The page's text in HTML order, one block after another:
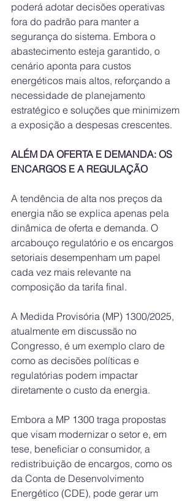
poderá adotar decisões operativas
fora do padrão para manter a
segurança do sistema. Embora o
abastecimento esteja garantido, o
cenário aponta para custos
energéticos mais altos, reforçando a
necessidade de planejamento
estratégico e soluções que minimizem
a exposição a despesas crescentes.
ALÉM DA OFERTA E DEMANDA: OS
ENCARGOS E A REGULAÇÃO
A tendência de alta nos preços da
energia não se explica apenas pela
dinâmica de oferta e demanda. O
arcabouço regulatório e os encargos
setoriais desempenham um papel
cada vez mais relevante na
composição da tarifa final.
A Medida Provisória (MP) 1300/2025,
atualmente em discussão no
Congresso, é um exemplo claro de
como as decisões políticas e
regulatórias podem impactar
diretamente o custo da energia.
Embora a MP 1300 traga propostas
que visam modernizar o setor e, em
tese, beneficiar o consumidor, a
redistribuição de encargos, como os
da Conta de Desenvolvimento
Energético (CDE), pode gerar um